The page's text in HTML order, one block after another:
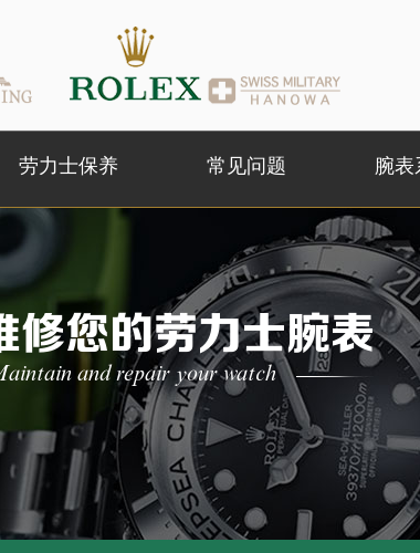
劳力士保养 常见问题 腕表
修您的劳力士腕表
and repair your watch